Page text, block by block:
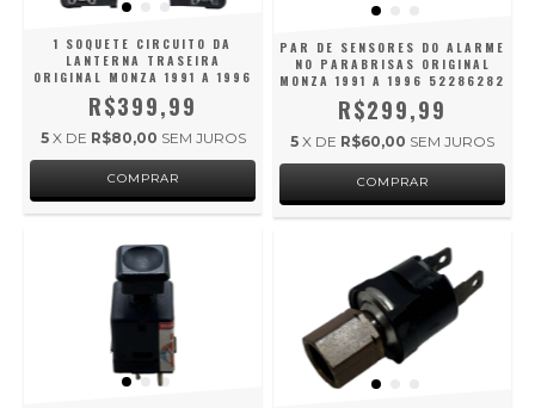
1 SOQUETE CIRCUITO DA
LANTERNA TRASEIRA
ORIGINAL MONZA 1991 A 1996
R$399,99
5 X DE R$80,00 SEM JUROS
PAR DE SENSORES DO ALARME
NO PARABRISAS ORIGINAL
MONZA 1991 A 1996 52286282
R$299,99
5 X DE R$60,00 SEM JUROS